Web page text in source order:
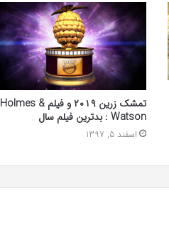
تمشک زرین ۲۰۱۹ و فیلم Holmes &
Watson : بدترین فیلم سال
اسفند 5, 1397